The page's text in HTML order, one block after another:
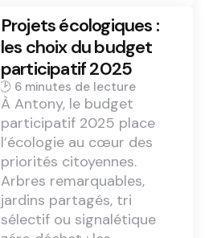
Projets écologiques :
les choix du budget
participatif 2025
6 min
À Antony, le budget
participatif 2025 place
l’écologie au cœur des
priorités citoyennes.
Arbres remarquables,
jardins partagés, tri
sélectif ou signalétique